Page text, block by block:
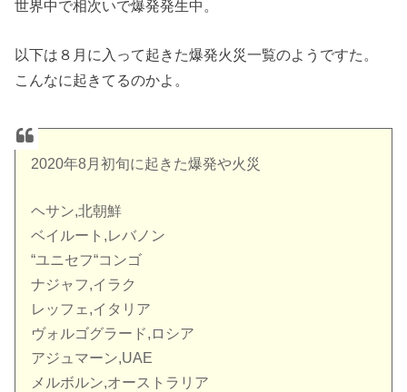
世界中で相次いで爆発発生中。
以下は８月に入って起きた爆発火災一覧のようですた。
こんなに起きてるのかよ。
2020年8月初旬に起きた爆発や火災
ヘサン,北朝鮮
ベイルート,レバノン
“ユニセフ“コンゴ
ナジャフ,イラク
レッフェ,イタリア
ヴォルゴグラード,ロシア
アジュマーン,UAE
メルボルン,オーストラリア